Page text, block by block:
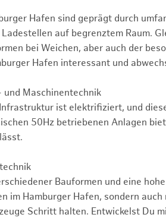
Hafen sind geprägt durch
auf begrenztem Raum.
bei Weichen, aber auch der
Hafen interessant und
Maschinentechnik
ist elektrifiziert, und
50Hz betriebenen Anlagen
Bauformen und eine
im Hamburger Hafen, sondern
Schritt halten. Entwickelst Du